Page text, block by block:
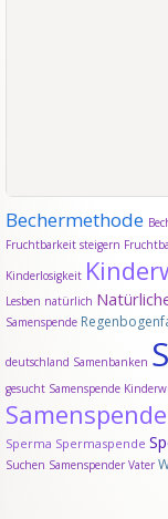
Bechermethode
Fruchtbarkeit steigern
Kinderlosigkeit
Lesben natürlich
Samenspende
deutschland Samenbanken
gesucht Samenspende
Sperma Spermaspende
Suchen Samenspender Vater